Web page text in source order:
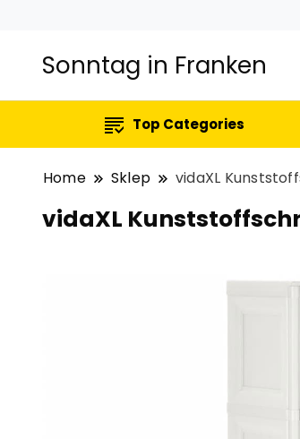
Sonntag in Franken
Top Categories
Home Sklep vidaXL
vidaXL